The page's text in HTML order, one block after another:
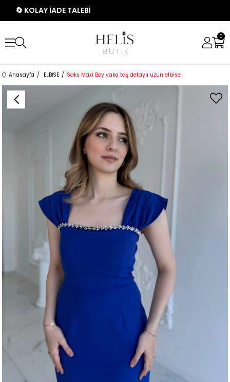
🔄 KOLAY İADE TALEBİ
0
Anasayfa ELBİSE Saks Maxi Boy yaka taş detaylı uzun elbise